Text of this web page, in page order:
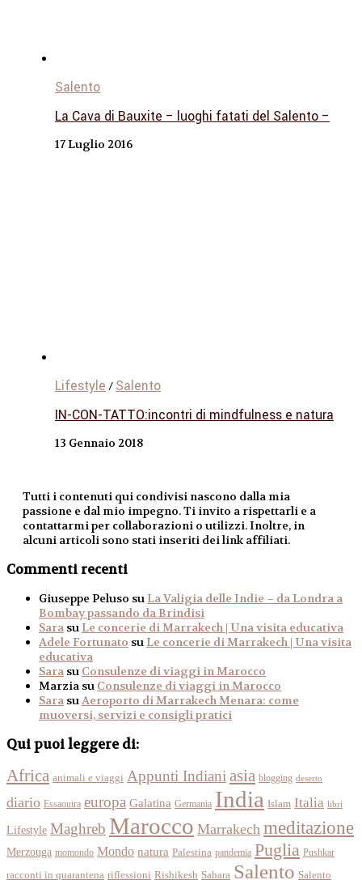
Salento
La Cava di Bauxite – luoghi fatati del Salento –
17 Luglio 2016
Lifestyle / Salento
IN-CON-TATTO:incontri di mindfulness e natura
13 Gennaio 2018
Tutti i contenuti qui condivisi nascono dalla mia
passione e dal mio impegno. Ti invito a rispettarli e a
contattarmi per collaborazioni o utilizzi. Inoltre, in
alcuni articoli sono stati inseriti dei link affiliati.
Commenti recenti
Giuseppe Peluso suLa Valigia delle Indie – da Londra a
Bombay passando da Brindisi
Sara suLe concerie di Marrakech | Una visita educativa
Adele Fortunato suLe concerie di Marrakech | Una visita
educativa
Sara su Consulenze di viaggi in Marocco
Marzia su Consulenze di viaggi in Marocco
Sara suAeroporto di Marrakech Menara: come
muoversi, servizi e consigli pratici
Qui puoi leggere di:
Africa animali e viaggi Appunti Indianiasia blogging deserto
diario Essaouira europa Galatina Germania India Islam Italia libri
Lifestyle Maghreb Marocco Marrakech meditazione
Merzouga momondo Mondo natura Palestina pandemia Puglia Pushkar
racconti in quarantena riflessioni Rishikesh Sahara Salento Salento